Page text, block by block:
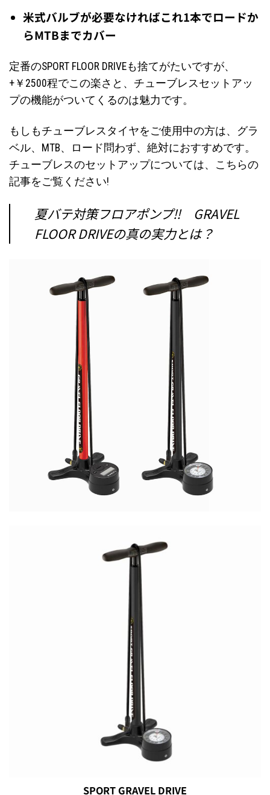
米式バルブが必要なければこれ1本でロードか
らMTBまでカバー
定番のSPORT FLOOR DRIVEも捨てがたいですが、
+￥2500程でこの楽さと、チューブレスセットアッ
プの機能がついてくるのは魅力です。
もしもチューブレスタイヤをご使用中の方は、グラ
ベル、MTB、ロード問わず、絶対におすすめです。
チューブレスのセットアップについては、こちらの
記事をご覧ください!
夏バテ対策フロアポンプ‼︎ GRAVEL
FLOOR DRIVEの真の実力とは？
SPORT GRAVEL DRIVE